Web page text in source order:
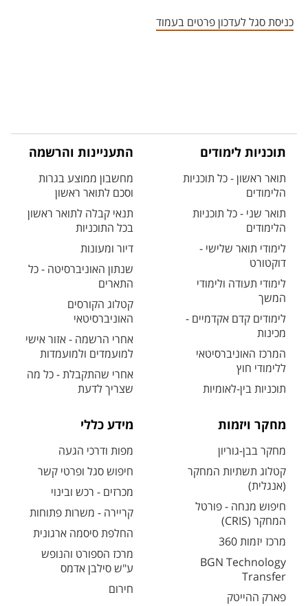
כניסת סגל לעדכון פרטים בעמוד
תוכניות לימודים
תואר ראשון - כל תוכניות
הלימודים
תואר שני - כל תוכניות
הלימודים
לימודי תואר שלישי -
דוקטורט
לימודי תעודה ולימודי
המשך
לימודים קדם אקדמיים -
מכינות
המרכז האוניברסיטאי
ללימודי חוץ
תוכניות בין-לאומיות
התעניינות והרשמה
מחשבון ממוצע בגרות
וסכם לתואר ראשון
תנאי קבלה לתואר ראשון
בכל התוכניות
דיור ומעונות
שנתון האוניברסיטה - כל
התארים
קטלוג הקורסים
האוניברסיטאי
אחרי הרשמה - אזור אישי
למועמדים ולמועמדות
אחרי שהתקבלת - כל מה
שצריך לדעת
מחקר ויזמות
מחקר בבן-גוריון
קטלוג תשתיות המחקר
(אנגלית)
חיפוש מנחה - פורטל
המחקר (CRIS)
מרכז יזמות 360
BGN Technology
Transfer
פארק ההייטק
מידע כללי
מפות ודרכי הגעה
חיפוש סגל ופרטי קשר
מכרזים - רכש ובינוי
קריירה - משרות פתוחות
החלפת סיסמה ארגונית
מרכז הספורט והנופש
ע"ש סילבן אדמס
חירום